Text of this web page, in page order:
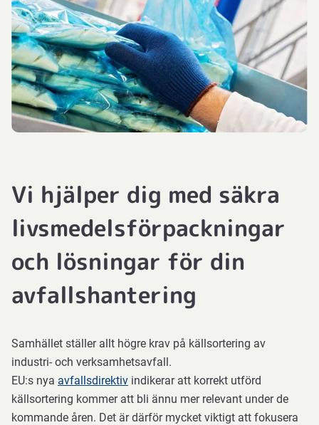
Vi hjälper dig med säkra
livsmedelsförpackningar
och lösningar för din
avfallshantering
Samhället ställer allt högre krav på källsortering av
industri- och verksamhetsavfall.
EU:s nya avfallsdirektiv indikerar att korrekt utförd
källsortering kommer att bli ännu mer relevant under de
kommande åren. Det är därför mycket viktigt att fokusera